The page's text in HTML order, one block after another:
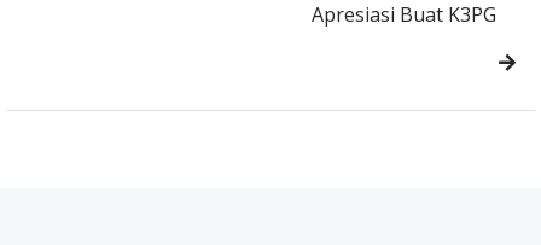
Apresiasi Buat K3PG